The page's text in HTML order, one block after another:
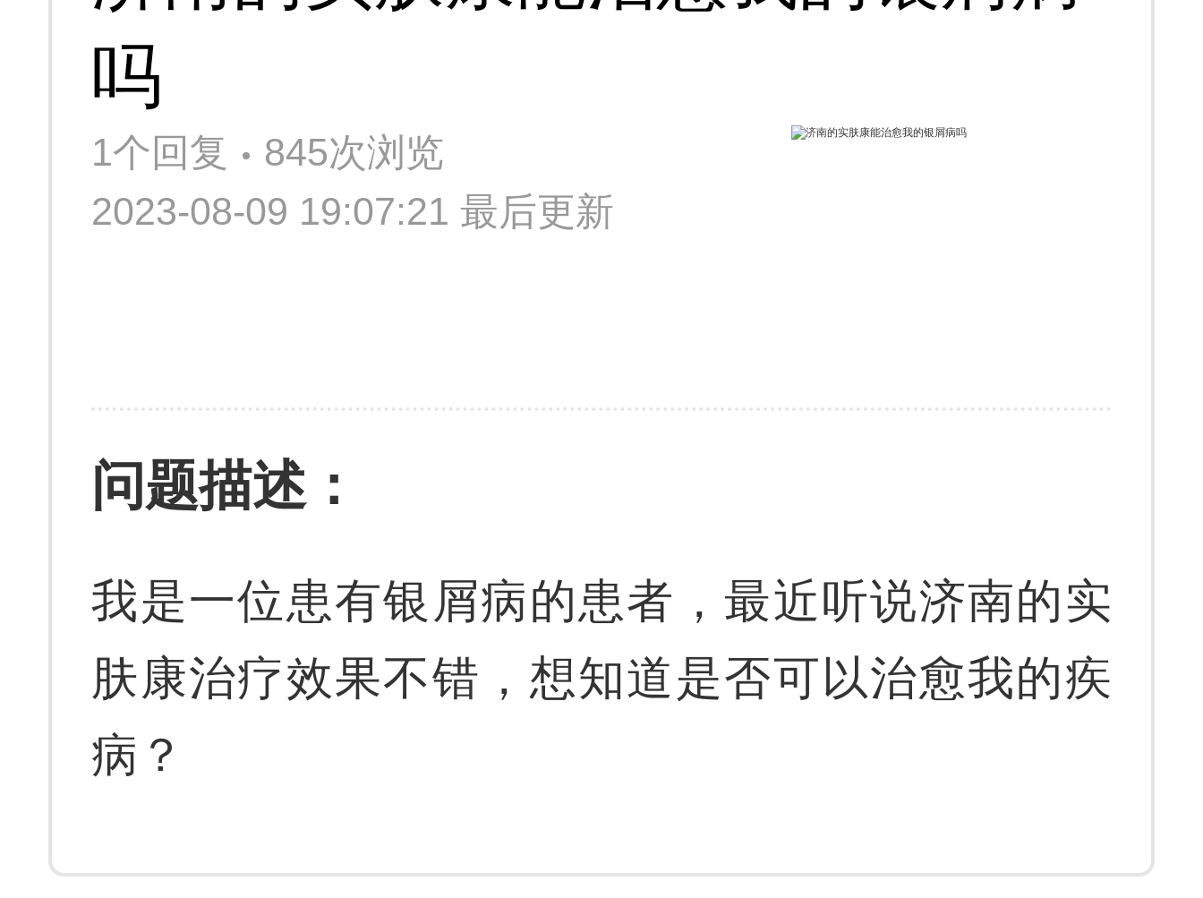
吗
1个回复
845次浏览
2023-08-09 19:07:21 最后更新
问题描述：
我是一位患有银屑病的患者，最近听说济南的实
肤康治疗效果不错，想知道是否可以治愈我的疾
病？